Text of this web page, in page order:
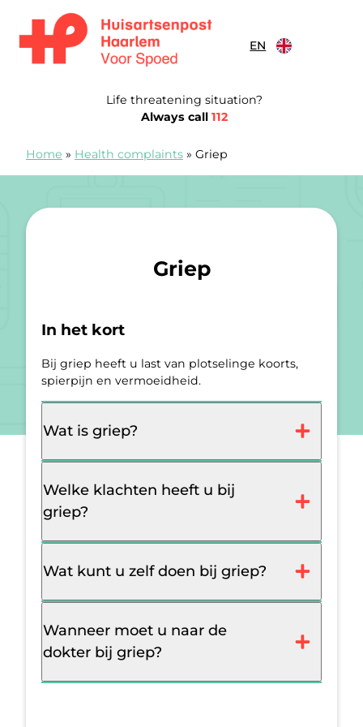
EN
Life threatening situation?
Always call 112
Home » Health complaints » Griep
Griep
In het kort
Bij griep heeft u last van plotselinge koorts,
spierpijn en vermoeidheid.
Wat is griep?
Welke klachten heeft u bij
griep?
Wat kunt u zelf doen bij griep?
Wanneer moet u naar de
dokter bij griep?